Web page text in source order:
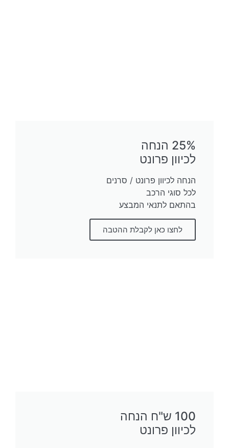
25% הנחה
לכיוון פרונט
הנחה לכיוון פרונט / סרנים
לכל סוגי הרכב
בהתאם לתנאי המבצע
לחצו כאן לקבלת ההטבה
100 ש"ח הנחה
לכיוון פרונט